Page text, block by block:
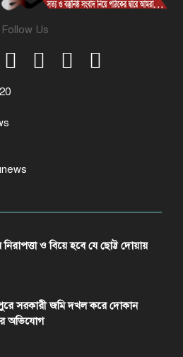
Follow Us
নিরাপত্তা ও বিয়ে হবে যে ছোট্ট দোয়ায়
সরকারী জমি দখল করে দোকান
অভিযোগ